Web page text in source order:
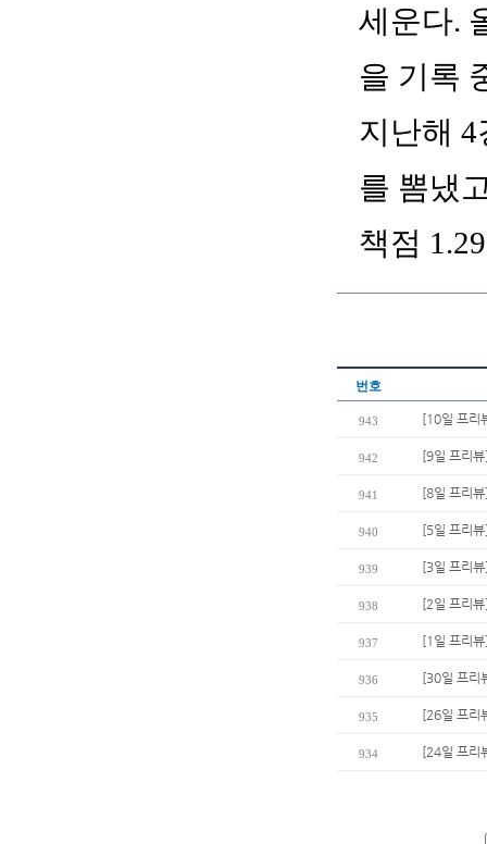
세운다.
을 기록
지난해
를 뽐냈
책점
번호
943 [10일 프리
942 [9일 프리
941 [8일 프리
940 [5일 프리
939 [3일 프리
938 [2일 프리
937 [1일 프리뷰
936 [30일 프리
935 [26일 프리
934 [24일 프리